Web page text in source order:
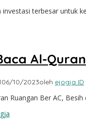
investasi terbesar untuk
Al-Quran
06/10/2023oleh ejogja ID
Ruangan Ber AC,